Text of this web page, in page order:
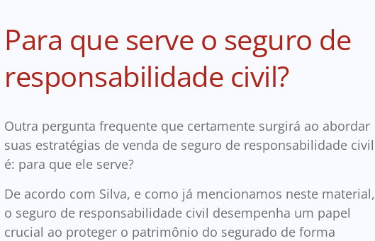
Para que serve o seguro de
responsabilidade civil?
Outra pergunta frequente que certamente surgirá ao abordar
suas estratégias de venda de seguro de responsabilidade civil
é: para que ele serve?
De acordo com Silva, e como já mencionamos neste material,
o seguro de responsabilidade civil desempenha um papel
crucial ao proteger o patrimônio do segurado de forma